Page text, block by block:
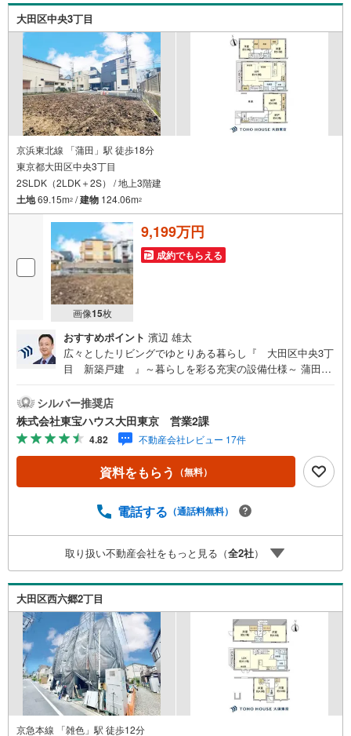
■ご予約方法
事前に鍵の手配が必要な場合がありますので、お早目にご連絡をいただけ
ると、ご案内がスムーズです。
■資金のご相談もお気軽にどうぞ！
ライフプラン作成や住宅ローンはどこの銀行がいい？適切な借入額は？な
どご質問にもFPがしっかりとお答えいたします
■キッズスペースもご用意
お子様が退屈しないよう、DVD、おもちゃ、絵本などキッズスペースも充
実させておりますので、ご安心下さい
■お客様駐車場をご用意しております
詳しくはスタッフよりお伝えさせて頂きます
弊社が会員様のみにご提供する先行公開物件も多数ご提案いたします。ホ
ームページにて会員登録ください
資料請求は【下部のオレンジ色資料請求ボタン】よりお問い合わせくださ
い
大田区中央3丁目
京浜東北線 「蒲田」駅 徒歩18分
東京都大田区中央3丁目
2SLDK（2LDK＋2S） / 地上3階建
土地69.15m2 /建物 124.06m2
画像15枚
9,199万円
成約でもらえる
おすすめポイント 濱辺 雄太
広々としたリビングでゆとりある暮らし『 大田区中央3丁
目 新築戸建 』～暮らしを彩る充実の設備仕様～ 蒲田
場も足元暖かく快適です 食洗機・浄水器付き対面式システ
ムキッチン 浴室乾燥機付！天候に左右されずお洗濯できま
す 大型収納付きですっきりとした暮らしを実現 カラーモニ
ター付きインターホン完備～東京、川崎エリアの「住ま
い」探しに確かな安心と満足を～東宝ハウス大田東京なら
ではの高品質なサービスをお届けします。各種ご相談も承
ンのシミュレーションお電話よりお問い合わせの際は「Ya
見学がスムーズにご案内できます。お客様のお住まいへの
「希望」を形にするべく全力でお手伝いさせていただきま
す。お会いできる日を心待ちにしております。
シルバー推奨店
株式会社東宝ハウス大田東京 営業2課
4.82 不動産会社レビュー 17件
資料をもらう （無料）
電話する （通話料無料）
取り扱い不動産会社をもっと見る（全2社）
大田区西六郷2丁目
京急本線 「雑色」駅 徒歩12分